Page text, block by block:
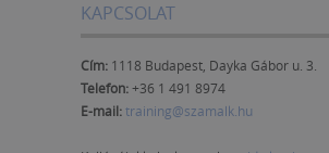
KAPCSOLAT
Cím: 1118 Budapest, Dayka Gábor u. 3.
Telefon:+36 1 491 8974
E-mail:training@szamalk.hu